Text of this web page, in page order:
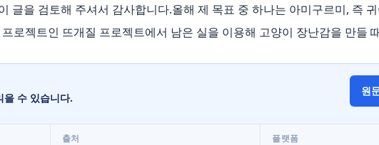
을 검토해 주셔서 감사합니다.올해 제 목표 중 하나는 아미구르미, 즉
로젝트인 뜨개질 프로젝트에서 남은 실을 이용해 고양이 장난감을 만들
을 수 있습니다.
원
출처 플랫폼